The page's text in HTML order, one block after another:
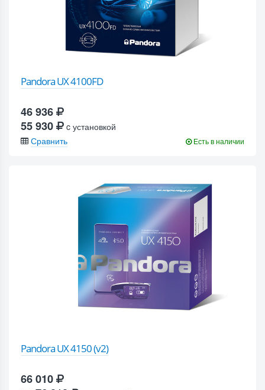
Pandora UX 4100FD
46 936
55 930
c установкой
Сравнить
Есть в наличии
Pandora UX 4150 (v2)
66 010